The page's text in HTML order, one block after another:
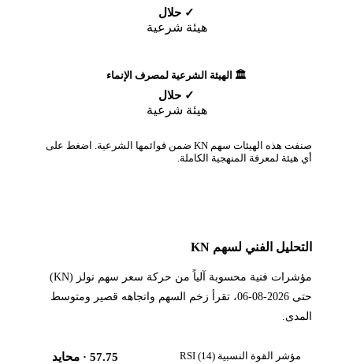
✓ حلال
هيئة شرعية
🏛️ الهيئة الشرعية لمصرف الإنماء
✓ حلال
هيئة شرعية
صنفت هذه الهيئات سهم KN ضمن قوائمها الشرعية. اضغط على
أي هيئة لمعرفة المنهجية الكاملة.
التحليل الفني لسهم KN
مؤشرات فنية محسوبة آلياً من حركة سعر سهم نولز (KN)
حتى 2026-08-06، تقرأ زخم السهم واتجاهه قصير ومتوسط
المدى.
مؤشر القوة النسبية RSI (14) 57.75· محايد